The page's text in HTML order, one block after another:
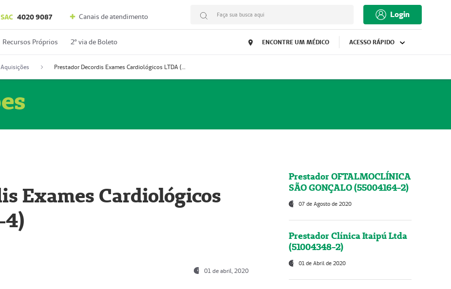
SAC 4020 9087 Canais de atendimento Faça sua busca aqui Login
Recursos Próprios 2º via de Boleto ENCONTRE UM MÉDICO ACESSO RÁPIDO
Prestador Decordis Exames Cardiológicos LTDA (51004347-4)
Exames Cardiológicos
4)
01 de abril, 2020
Prestador OFTALMOCLÍNICA
SÃO GONÇALO (55004164-2)
07 de Agosto de 2020
Prestador Clínica Itaipú Ltda
(51004348-2)
01 de Abril de 2020